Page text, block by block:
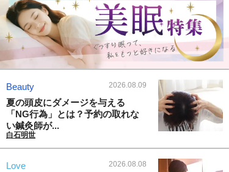
Beauty 2026.08.09
夏の頭皮にダメージを与える
「NG行為」とは？予約の取れな
い鍼灸師が...
白石明世
Love 2026.08.08